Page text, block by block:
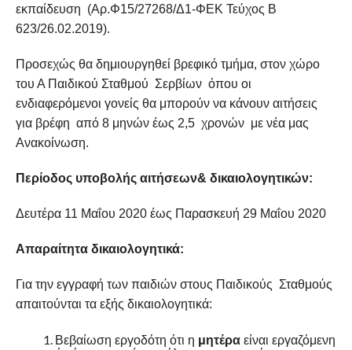
εκπαίδευση (Αρ.Φ15/27268/Δ1-ΦΕΚ Τεύχος Β
623/26.02.2019).
Προσεχώς θα δημιουργηθεί βρεφικό τμήμα, στον χώρο
του Α Παιδικού Σταθμού Σερβίων όπου οι
ενδιαφερόμενοι γονείς θα μπορούν να κάνουν αιτήσεις
για βρέφη από 8 μηνών έως 2,5 χρονών με νέα μας
Ανακοίνωση.
Περίοδος υποβολής αιτήσεων& δικαιολογητικών:
Δευτέρα 11 Μαΐου 2020 έως Παρασκευή 29 Μαΐου 2020
Απαραίτητα δικαιολογητικά:
Για την εγγραφή των παιδιών στους Παιδικούς Σταθμούς
απαιτούνται τα εξής δικαιολογητικά:
Βεβαίωση εργοδότη ότι η μητέρα είναι εργαζόμενη